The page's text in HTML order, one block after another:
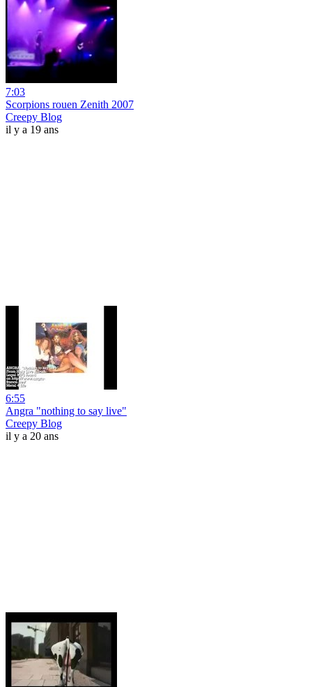
7:03
Scorpions rouen Zenith 2007
Creepy Blog
il y a 19 ans
6:55
Angra "nothing to say live"
Creepy Blog
il y a 20 ans